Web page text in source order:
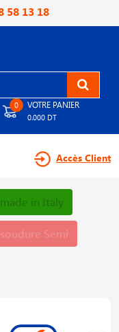
58 13 18
0 VOTRE PANIER
0.000 DT
Accès Client
in Italy
Semi